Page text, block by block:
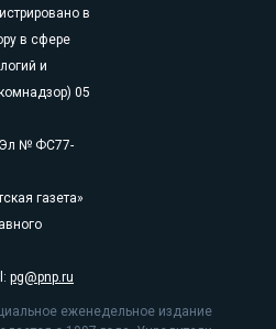
в
в сфере
и
05
Эл № ФС77-
газета»
pg@pnp.ru
еженедельное издание